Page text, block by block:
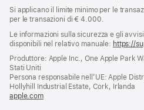
Si applicano il limite minimo per le
per le transazioni di € 4.000.
Le informazioni sulla sicurezza e gli
disponibili nel relativo manuale: https://
Produttore: Apple Inc., One Apple Park
Stati Uniti
Persona responsabile nell’UE: Apple
Hollyhill Industrial Estate, Cork, Irlanda
apple.com(si